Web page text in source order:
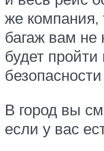
же компания,
багаж вам
будет пройти
В город вы
если у вас